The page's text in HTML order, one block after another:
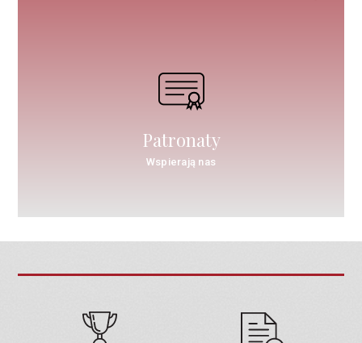
Patronaty
Wspierają nas